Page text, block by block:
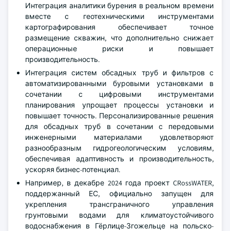
Интеграция аналитики бурения в реальном времени
вместе с геотехническими инструментами
картографирования обеспечивает точное
размещение скважин, что дополнительно снижает
операционные риски и повышает
производительность.
Интеграция систем обсадных труб и фильтров с
автоматизированными буровыми установками в
сочетании с цифровыми инструментами
планирования упрощает процессы установки и
повышает точность. Персонализированные решения
для обсадных труб в сочетании с передовыми
инженерными материалами удовлетворяют
разнообразным гидрогеологическим условиям,
обеспечивая адаптивность и производительность,
ускоряя бизнес-потенциал.
Например, в декабре 2024 года проект CRossWATER,
поддержанный ЕС, официально запущен для
укрепления трансграничного управления
грунтовыми водами для климатоустойчивого
водоснабжения в Гёрлице-Згожельце на польско-